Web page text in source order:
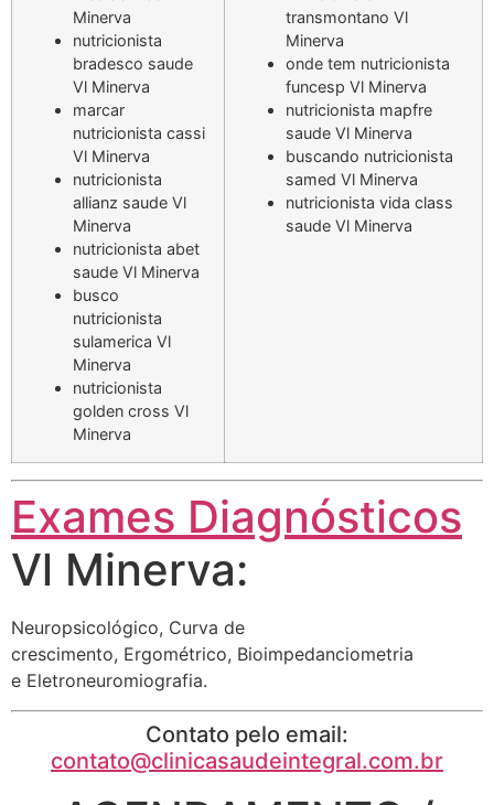
Minerva
nutricionista
bradesco saude
Vl Minerva
marcar
nutricionista cassi
Vl Minerva
nutricionista
allianz saude Vl
Minerva
nutricionista abet
saude Vl Minerva
busco
nutricionista
sulamerica Vl
Minerva
nutricionista
golden cross Vl
Minerva
transmontano Vl
Minerva
onde tem nutricionista
funcesp Vl Minerva
nutricionista mapfre
saude Vl Minerva
buscando nutricionista
samed Vl Minerva
nutricionista vida class
saude Vl Minerva
Exames Diagnósticos
Vl Minerva:
Neuropsicológico, Curva de
crescimento, Ergométrico, Bioimpedanciometria
e Eletroneuromiografia.
Contato pelo email:
contato@clinicasaudeintegral.com.br